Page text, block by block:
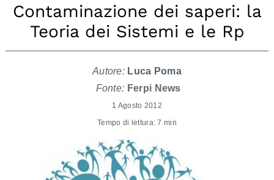
Contaminazione dei saperi: la
Teoria dei Sistemi e le Rp
Autore: Luca Poma
Fonte: Ferpi News
1 Agosto 2012
Tempo di lettura: 7 min